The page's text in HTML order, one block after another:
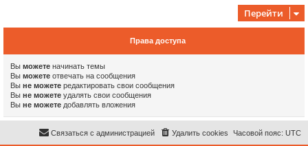
Перейти
Права доступа
Вы можете начинать темы
Вы можете отвечать на сообщения
Вы не можете редактировать свои сообщения
Вы не можете удалять свои сообщения
Вы не можете добавлять вложения
Часовой пояс: UTC
Удалить cookies
Связаться с администрацией